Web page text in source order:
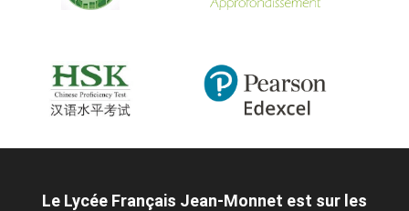
Le Lycée Français Jean-Monnet est sur les